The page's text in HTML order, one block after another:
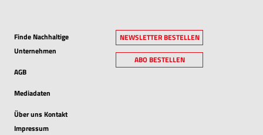
Finde Nachhaltige
Unternehmen
AGB
Mediadaten
Über uns Kontakt
Impressum
NEWSLETTER BESTELLEN
ABO BESTELLEN